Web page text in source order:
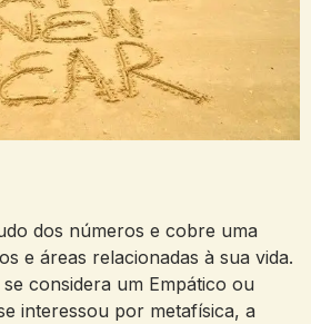
dos números e cobre uma
e áreas relacionadas à sua vida.
considera um Empático ou
interessou por metafísica, a